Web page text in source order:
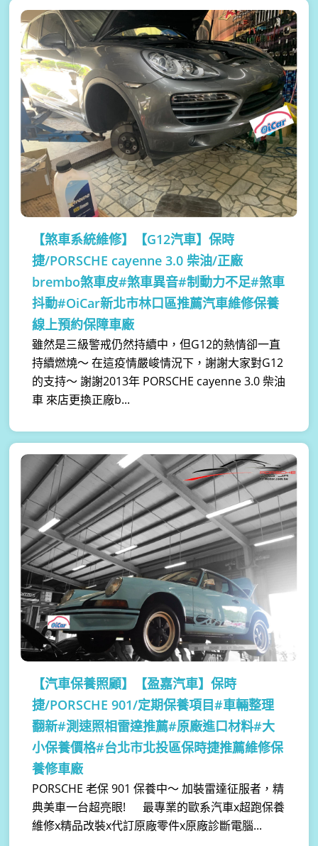
【煞車系統維修】
【G12汽車】保時
捷/PORSCHE cayenne 3.0 柴油/正廠
brembo煞車皮#煞車異音#制動力不足#煞車
抖動#OiCar新北市林口區推薦汽車維修保養
線上預約保障車廠
雖然是三級警戒仍然持續中，但G12的熱情卻一直
持續燃燒～ 在這疫情嚴峻情況下，謝謝大家對G12
的支持～ 謝謝2013年 PORSCHE cayenne 3.0 柴油
車 來店更換正廠b...
【汽車保養照顧】
【盈嘉汽車】保時
捷/PORSCHE 901/定期保養項目#車輛整理
翻新#測速照相雷達推薦#原廠進口材料#大
小保養價格#台北市北投區保時捷推薦維修保
養修車廠
PORSCHE 老保 901 保養中～ 加裝雷達征服者，精
典美車一台超亮眼! 最專業的歐系汽車x超跑保養
維修x精品改裝x代訂原廠零件x原廠診斷電腦...